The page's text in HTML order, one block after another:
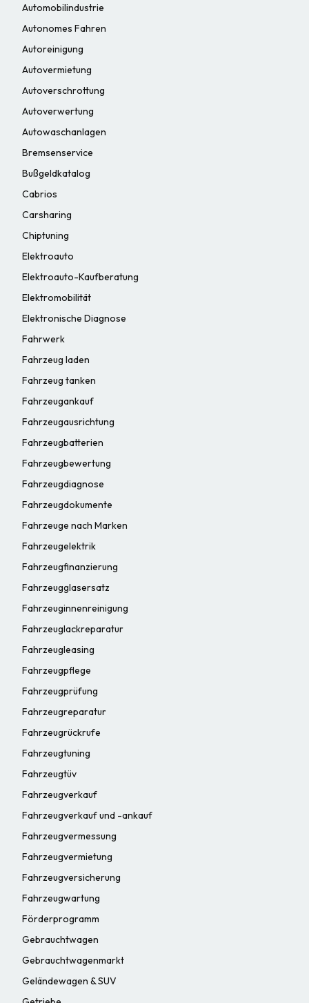
Automobilindustrie
Autonomes Fahren
Autoreinigung
Autovermietung
Autoverschrottung
Autoverwertung
Autowaschanlagen
Bremsenservice
Bußgeldkatalog
Cabrios
Carsharing
Chiptuning
Elektroauto
Elektroauto-Kaufberatung
Elektromobilität
Elektronische Diagnose
Fahrwerk
Fahrzeug laden
Fahrzeug tanken
Fahrzeugankauf
Fahrzeugausrichtung
Fahrzeugbatterien
Fahrzeugbewertung
Fahrzeugdiagnose
Fahrzeugdokumente
Fahrzeuge nach Marken
Fahrzeugelektrik
Fahrzeugfinanzierung
Fahrzeugglasersatz
Fahrzeuginnenreinigung
Fahrzeuglackreparatur
Fahrzeugleasing
Fahrzeugpflege
Fahrzeugprüfung
Fahrzeugreparatur
Fahrzeugrückrufe
Fahrzeugtuning
Fahrzeugtüv
Fahrzeugverkauf
Fahrzeugverkauf und -ankauf
Fahrzeugvermessung
Fahrzeugvermietung
Fahrzeugversicherung
Fahrzeugwartung
Förderprogramm
Gebrauchtwagen
Gebrauchtwagenmarkt
Geländewagen & SUV